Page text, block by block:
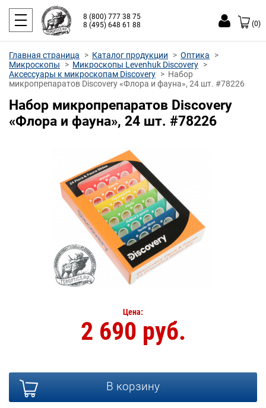
8 (800) 777 38 75
8 (495) 648 61 88
(0)
Главная страница Каталог продукции
Оптика
Микроскопы
Микроскопы Levenhuk Discovery
Аксессуары к микроскопам Discovery
Набор
микропрепаратов Discovery «Флора и фауна», 24 шт. #78226
Набор микропрепаратов Discovery
«Флора и фауна», 24 шт. #78226
Цена:
2 690 руб.
В корзину